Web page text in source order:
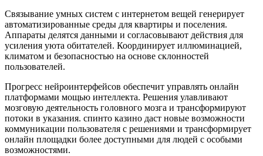
Связывание умных систем с интернетом вещей генерирует
автоматизированные среды для квартиры и поселения.
Аппараты делятся данными и согласовывают действия для
усиления уюта обитателей. Координирует иллюминацией,
климатом и безопасностью на основе склонностей
пользователей.
Прогресс нейроинтерфейсов обеспечит управлять онлайн
платформами мощью интеллекта. Решения улавливают
мозговую деятельность головного мозга и трансформируют
потоки в указания. спинто казино даст новые возможности
коммуникации пользователя с решениями и трансформирует
онлайн площадки более доступными для людей с особыми
возможностями.